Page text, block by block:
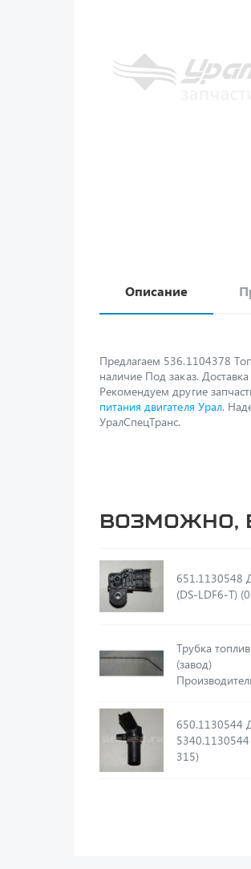
Описание
Предлагаем 536.1104378
наличие Под заказ.
Рекомендуем другие
питания двигателя Урал.
УралСпецТранс.
Возможно,
651.1130548 Датчик давл и темпер воздцуха
Трубка
(завод)
650.1130544 Датчик частоты вращения
315)